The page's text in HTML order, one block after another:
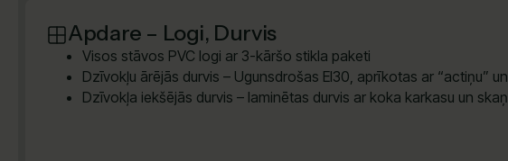
Apdare – Logi, Durvis
Visos stāvos PVC logi ar 3-kāršo stikla paketi
Dzīvokļu ārējās durvis – Ugunsdrošas EI30, aprīkotas ar “actiņu”
Dzīvokļa iekšējās durvis – laminētas durvis ar koka karkasu un